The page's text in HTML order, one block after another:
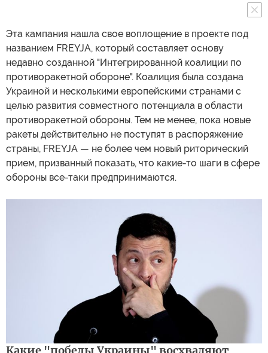
Эта кампания нашла свое воплощение в проекте под
названием FREYJA, который составляет основу
недавно созданной "Интегрированной коалиции по
противоракетной обороне". Коалиция была создана
Украиной и несколькими европейскими странами с
целью развития совместного потенциала в области
противоракетной обороны. Тем не менее, пока новые
ракеты действительно не поступят в распоряжение
страны, FREYJA — не более чем новый риторический
прием, призванный показать, что какие-то шаги в сфере
обороны все-таки предпринимаются.
Какие "победы Украины" восхваляют